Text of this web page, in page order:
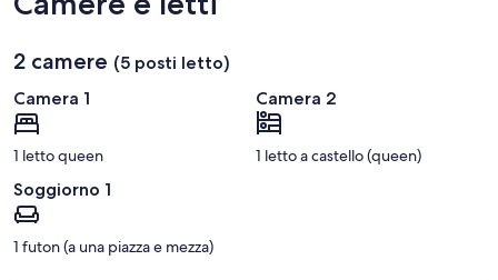
2 camere (5 posti letto)
Camera 1
1 letto queen
Camera 2
1 letto a castello (queen)
Soggiorno 1
1 futon (a una piazza e mezza)